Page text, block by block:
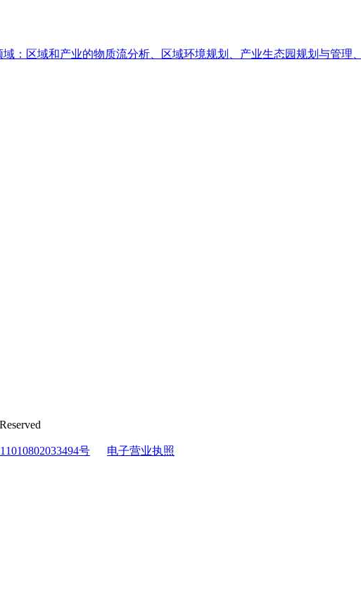
：区域和产业的物质流分析、区域环境规划、产业生态园规划与管理
号 电子营业执照